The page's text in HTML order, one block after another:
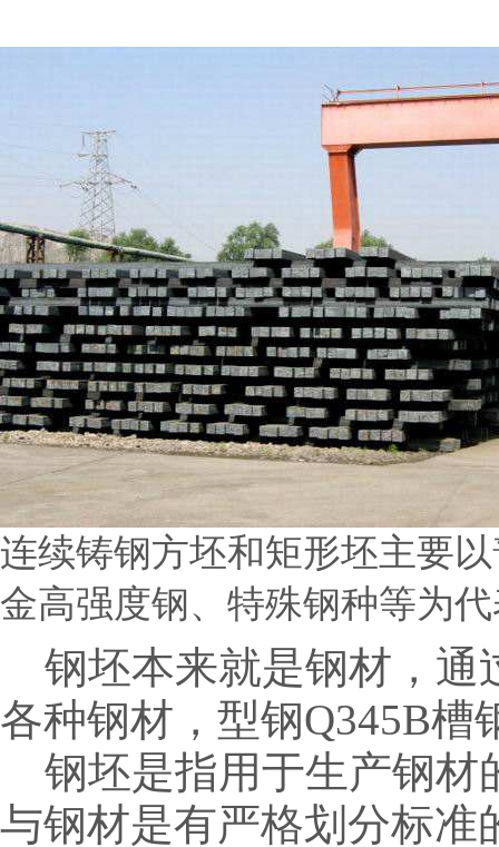
连续铸钢方坯和矩形坯主要
金高强度钢、特殊钢种等为
钢坯本来就是钢材，通
各种钢材，型钢Q345B
钢坯是指用于生产钢材
与钢材是有严格划分标准